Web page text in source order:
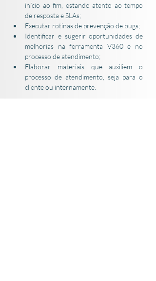
início ao fim, estando atento ao tempo
de resposta e SLAs;
Executar rotinas de prevenção de bugs;
Identificar e sugerir oportunidades de
melhorias na ferramenta V360 e no
processo de atendimento;
Elaborar materiais que auxiliem o
processo de atendimento, seja para o
cliente ou internamente.